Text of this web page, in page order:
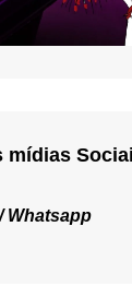
mídias
Whatsapp